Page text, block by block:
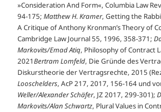
»Consideration And Form«, Columbia Law
94-175;Matthew H. Kramer, Getting the
A Critique of Anthony Kronman’s Theory of
Cambridge Law Journal 55, 1996, 358-371;
Markovits/Emad Atiq, Philosophy of Contract
2021Bertram Lomfeld, Die Gründe des
Diskurstheorie der Vertragsrechte, 2015
Looschelders, AcP 217, 2017, 156-164 und
Weller/Alexander Schäfer, JZ 2017, 299-301);
Markovits/Alan Schwartz, Plural Values in